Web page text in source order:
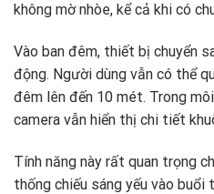
không mờ nhòe, kể cả khi có
Vào ban đêm, thiết bị chuyển
động. Người dùng vẫn có thể
đêm lên đến 10 mét. Trong
camera vẫn hiển thị chi tiết
Tính năng này rất quan trọng
thống chiếu sáng yếu vào buổi